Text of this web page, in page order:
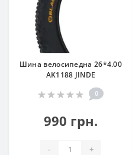
Шина велосипедна 26*4.00
AK1188 JINDE
0
990 грн.
- +